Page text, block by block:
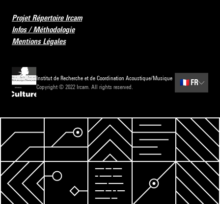
Projet Répertoire Ircam
Infos / Méthodologie
Mentions Légales
Institut de Recherche et de Coordination Acoustique/Musique
Copyright © 2022 Ircam. All rights reserved.
🇫🇷 FR